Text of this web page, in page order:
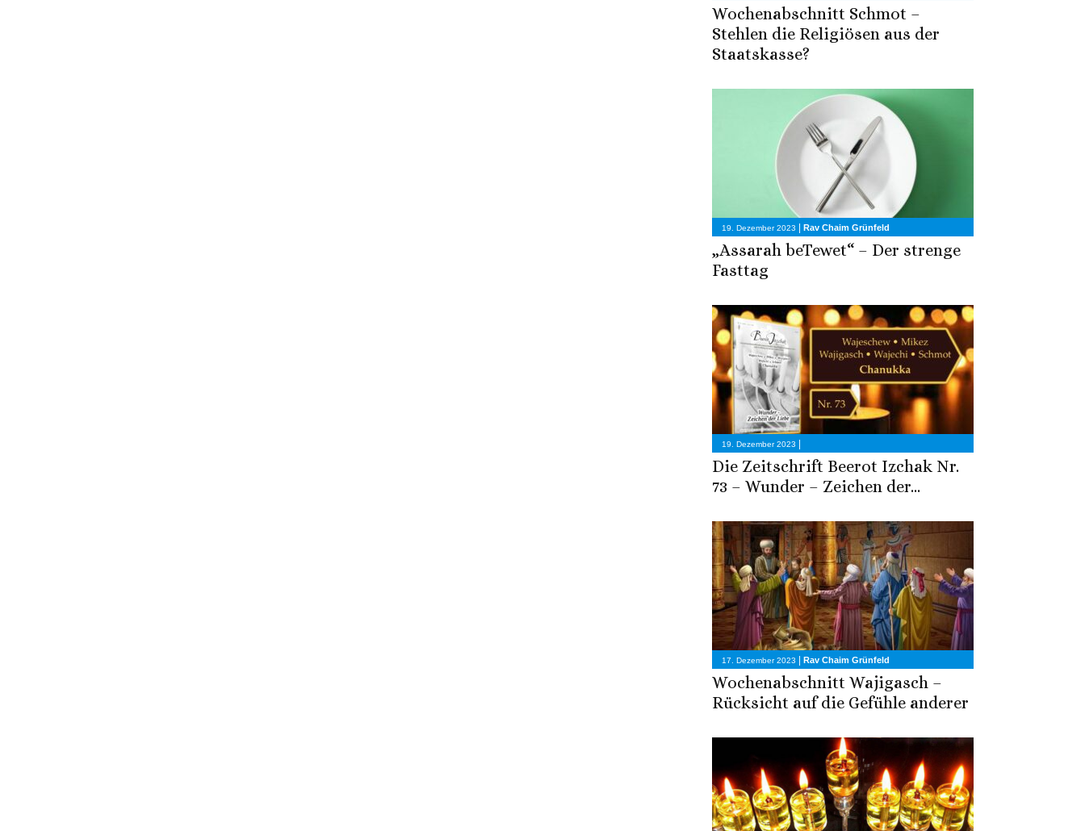
Wochenabschnitt Schmot –
Stehlen die Religiösen aus der
Staatskasse?
19. Dezember 2023 | Rav Chaim Grünfeld
„Assarah beTewet“ – Der strenge
Fasttag
19. Dezember 2023 |
Die Zeitschrift Beerot Izchak Nr.
73 – Wunder – Zeichen der...
17. Dezember 2023 | Rav Chaim Grünfeld
Wochenabschnitt Wajigasch –
Rücksicht auf die Gefühle anderer